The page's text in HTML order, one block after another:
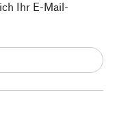
Ihr E-Mail-